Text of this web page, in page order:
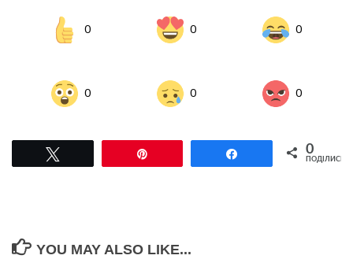
0 0 0
0 0 0
Поділитися0
ПОДІЛИСЬ
YOU MAY ALSO LIKE...